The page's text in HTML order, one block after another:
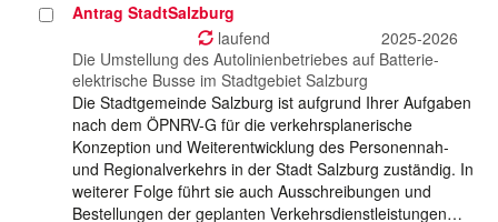
ProjektAntrag StadtSalzburg
laufend
2025-2026
Die Umstellung des Autolinienbetriebes auf Batterie-
elektrische Busse im Stadtgebiet Salzburg
Die Stadtgemeinde Salzburg ist aufgrund Ihrer Aufgaben
nach dem ÖPNRV-G für die verkehrsplanerische
Konzeption und Weiterentwicklung des Personennah-
und Regionalverkehrs in der Stadt Salzburg zuständig. In
weiterer Folge führt sie auch Ausschreibungen und
Bestellungen der geplanten Verkehrsdienstleistungen…